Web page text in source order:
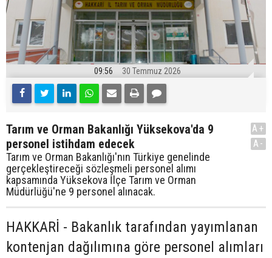
09:56 30 Temmuz 2026
Tarım ve Orman Bakanlığı Yüksekova'da 9
personel istihdam edecek
Tarım ve Orman Bakanlığı'nın Türkiye genelinde
gerçekleştireceği sözleşmeli personel alımı
kapsamında Yüksekova İlçe Tarım ve Orman
Müdürlüğü'ne 9 personel alınacak.
A+
A-
HAKKARİ - Bakanlık tarafından yayımlanan
kontenjan dağılımına göre personel alımları